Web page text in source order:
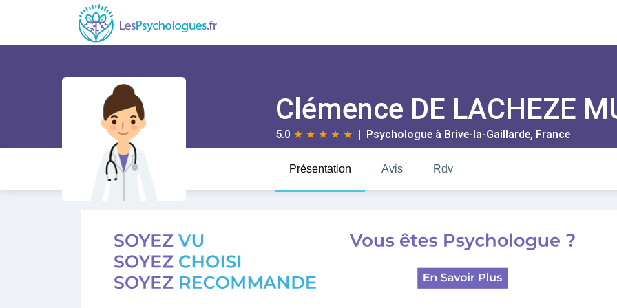
Clémence DE LACHEZE
5.0 ★ ★ ★ ★ ★ | Psychologue à Brive-la-Gaillarde, France
Présentation Avis Rdv